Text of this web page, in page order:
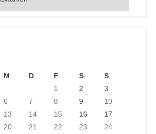
M D F S
S
1
2
3
6 7 8 9
10
13 14 15 16
17
20 21 22 23 24